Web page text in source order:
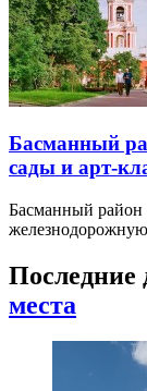
Басманный
сады и арт-
Басманный район
Последние
места